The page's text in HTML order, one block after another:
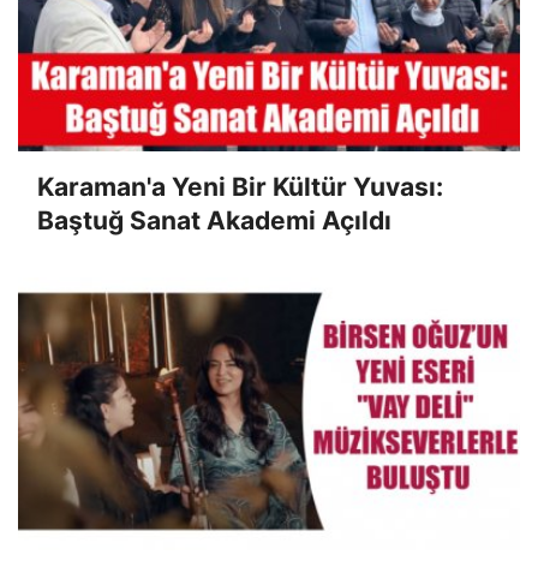
Karaman'a Yeni Bir Kültür Yuvası:
Baştuğ Sanat Akademi Açıldı